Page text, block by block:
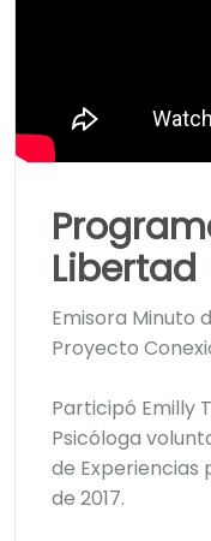
Libertad
Emisora Minuto
Proyecto
Participó Emilly
Psicóloga
de Experiencias
de 2017.